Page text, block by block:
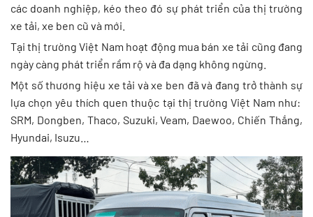
các doanh nghiệp, kéo theo đó sự phát triển của thị trường
xe tải, xe ben cũ và mới.
Tại thị trường Việt Nam hoạt động mua bán xe tải cũng đang
ngày càng phát triển rầm rộ và đa dạng không ngừng.
Một số thương hiệu xe tải và xe ben đã và đang trở thành sự
lựa chọn yêu thích quen thuộc tại thị trường Việt Nam như:
SRM, Dongben, Thaco, Suzuki, Veam, Daewoo, Chiến Thắng,
Hyundai, Isuzu…